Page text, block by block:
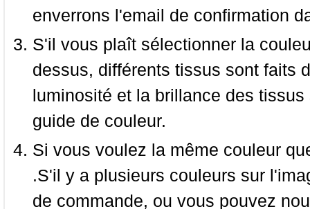
enverrons l'email de confirmation
S'il vous plaît sélectionner la
dessus, différents tissus sont faits
luminosité et la brillance des
guide de couleur.
Si vous voulez la même couleur
.S'il y a plusieurs couleurs sur
de commande, ou vous pouvez